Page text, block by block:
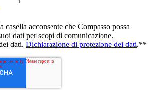
casella acconsente che Compasso possa
dati per scopi di comunicazione.
dati. Dichiarazione di protezione dei dati.**